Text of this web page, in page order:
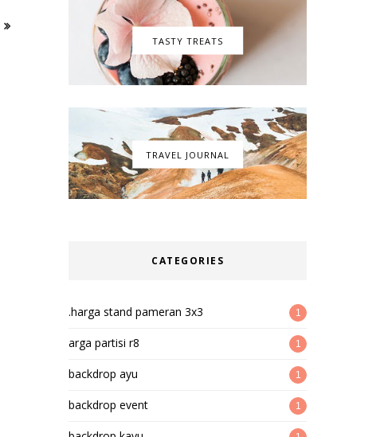
TASTY TREATS
TRAVEL JOURNAL
CATEGORIES
.harga stand pameran 3x3 1
arga partisi r8 1
backdrop ayu 1
backdrop event 1